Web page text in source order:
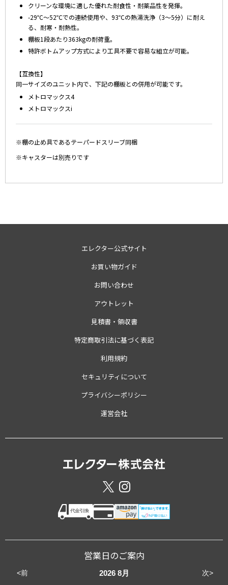
クリーンな環境に適した優れた耐食性・耐薬品性を発揮。
-29℃～52℃での連続使用や、93℃の熱湯洗浄（3～5分）に耐え
る、耐寒・耐熱性。
棚板1段あたり363kgの耐荷重。
特許ボトムアップ方式により工具不要で容易な組立が可能。
【互換性】
同一サイズのユニット内で、下記の棚板との併用が可能です。
メトロマックス4
メトロマックスi
※棚の止め具であるテーパードスリーブ同梱
※キャスターは別売りです
エレクター公式サイト
お買い物ガイド
お問い合わせ
アウトレット
見積書・領収書
特定商取引法に基づく表記
利用規約
セキュリティについて
プライバシーポリシー
運営会社
営業日のご案内
<前 次>
2026 8月